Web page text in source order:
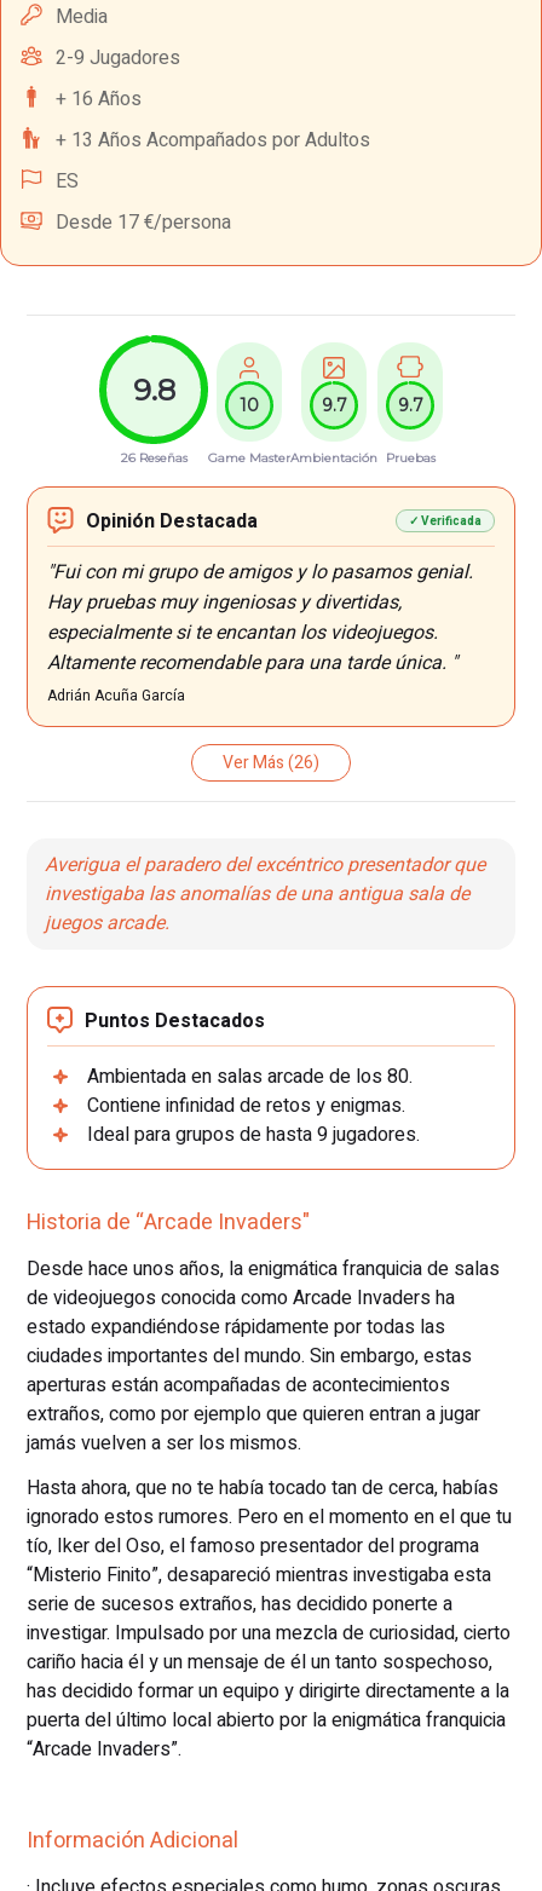
Media
2-9 Jugadores
+ 16 Años
+ 13 Años Acompañados por Adultos
ES
Desde 17 €/persona
9.8
26 Reseñas
10
Game Master
9.7
Ambientación
9.7
Pruebas
Opinión Destacada ✓ Verificada
"Fui con mi grupo de amigos y lo pasamos genial.
Hay pruebas muy ingeniosas y divertidas,
especialmente si te encantan los videojuegos.
Altamente recomendable para una tarde única. "
Adrián Acuña García
Ver Más(26)
Averigua el paradero del excéntrico presentador que
investigaba las anomalías de una antigua sala de
juegos arcade.
Puntos Destacados
Ambientada en salas arcade de los 80.
Contiene infinidad de retos y enigmas.
Ideal para grupos de hasta 9 jugadores.
Historia de “Arcade Invaders"
Desde hace unos años, la enigmática franquicia de salas
de videojuegos conocida como Arcade Invaders ha
estado expandiéndose rápidamente por todas las
ciudades importantes del mundo. Sin embargo, estas
aperturas están acompañadas de acontecimientos
extraños, como por ejemplo que quieren entran a jugar
jamás vuelven a ser los mismos.
Hasta ahora, que no te había tocado tan de cerca, habías
ignorado estos rumores. Pero en el momento en el que tu
tío, Iker del Oso, el famoso presentador del programa
“Misterio Finito”, desapareció mientras investigaba esta
serie de sucesos extraños, has decidido ponerte a
investigar. Impulsado por una mezcla de curiosidad, cierto
cariño hacia él y un mensaje de él un tanto sospechoso,
has decidido formar un equipo y dirigirte directamente a la
puerta del último local abierto por la enigmática franquicia
“Arcade Invaders”.
Información Adicional